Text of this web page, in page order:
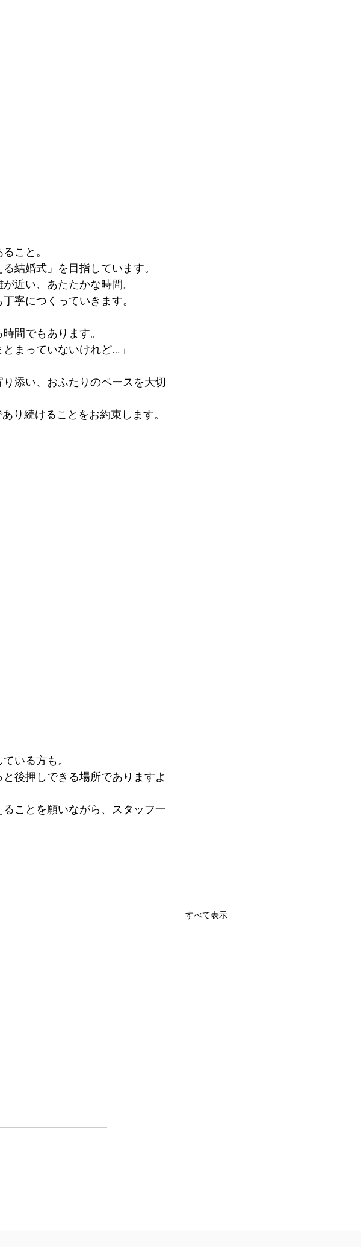
こと。
結婚式」を目指しています。
近い、あたたかな時間。
寧につくっていきます。
間でもあります。
まっていないけれど…」
添い、おふたりのペースを大切
り続けることをお約束します。
いる方も。
後押しできる場所でありますよ
ことを願いながら、スタッフ一
すべて表示